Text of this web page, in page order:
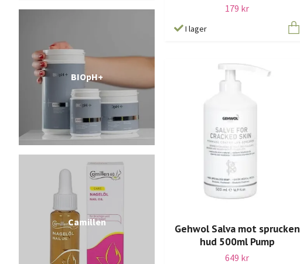
BIOpH+
Camillen
179 kr
I lager
Gehwol Salva mot sprucken
hud 500ml Pump
649 kr